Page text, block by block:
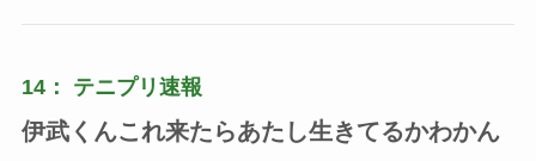
14： テニプリ速報
伊武くんこれ来たらあたし生きてるかわかん